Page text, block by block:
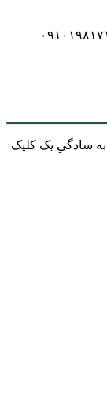
سادگیِ یک کلیک